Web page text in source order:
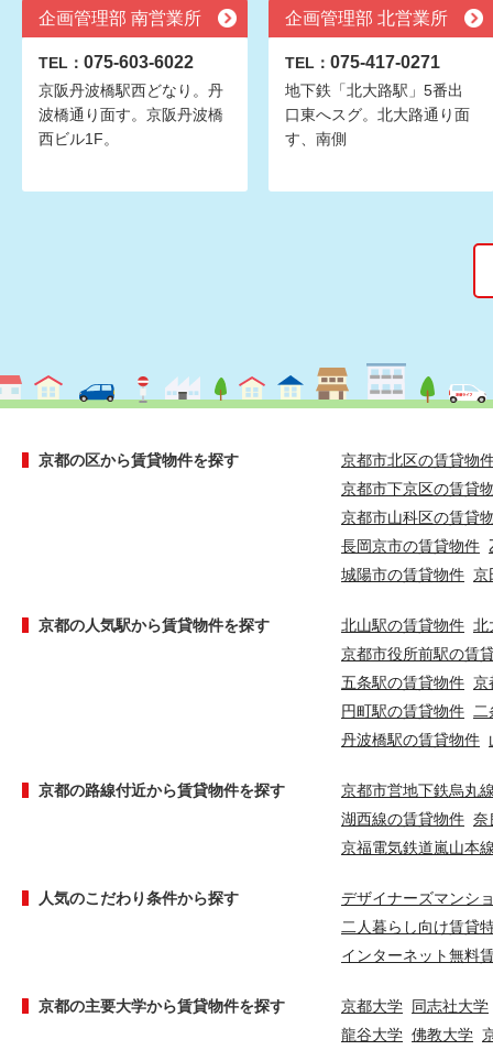
企画管理部 南営業所
TEL： 075-603-6022
京阪丹波橋駅西どなり。丹
波橋通り面す。京阪丹波橋
西ビル1F。
企画管理部 北営業所
TEL： 075-417-0271
地下鉄「北大路駅」5番出
口東へスグ。北大路通り面
す、南側
京都の区から賃貸物件を探す
京都市北区の賃貸物
京都市下京区の賃貸
京都市山科区の賃貸
長岡京市の賃貸物件
城陽市の賃貸物件 京
京都の人気駅から賃貸物件を探す 北山駅の賃貸物件 北
京都市役所前駅の賃
五条駅の賃貸物件 京
円町駅の賃貸物件
丹波橋駅の賃貸物件
京都の路線付近から賃貸物件を探す
京都市営地下鉄烏丸
湖西線の賃貸物件 奈
京福電気鉄道嵐山本
人気のこだわり条件から探す
デザイナーズマンシ
二人暮らし向け賃貸
インターネット無料
京都の主要大学から賃貸物件を探す 京都大学 同志社大学
龍谷大学 佛教大学